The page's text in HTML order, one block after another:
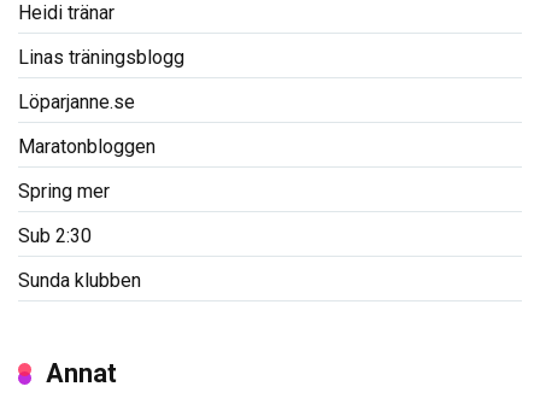
Heidi tränar
Linas träningsblogg
Löparjanne.se
Maratonbloggen
Spring mer
Sub 2:30
Sunda klubben
Annat